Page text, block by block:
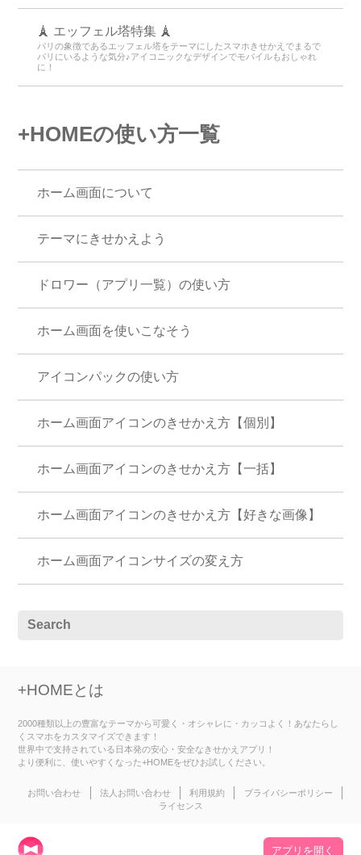
🗼 エッフェル塔特集 🗼
パリの象徴であるエッフェル塔をテーマにしたスマホきせかえでまるで
パリにいるような気分♪アイコニックなデザインでモバイルもおしゃれ
に！
+HOMEの使い方一覧
ホーム画面について
テーマにきせかえよう
ドロワー（アプリ一覧）の使い方
ホーム画面を使いこなそう
アイコンパックの使い方
ホーム画面アイコンのきせかえ方【個別】
ホーム画面アイコンのきせかえ方【一括】
ホーム画面アイコンのきせかえ方【好きな画像】
ホーム画面アイコンサイズの変え方
+HOMEとは
2000種類以上の豊富なテーマから可愛く・オシャレに・カッコよく！あなたらし
くスマホをカスタマイズできます！
世界中で支持されている日本発の安心・安全なきせかえアプリ！
より便利に、使いやすくなった+HOMEをぜひお試しください。
お問い合わせ 法人お問い合わせ 利用規約
プライバシーポリシー
ライセンス
アプリを開く